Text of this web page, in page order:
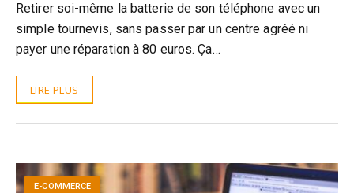
Retirer soi-même la batterie de son téléphone avec un
simple tournevis, sans passer par un centre agréé ni
payer une réparation à 80 euros. Ça…
LIRE PLUS
E-COMMERCE